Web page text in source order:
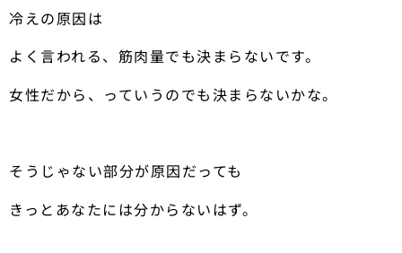
冷えの原因は
よく言われる、筋肉量でも決まらないです。
女性だから、っていうのでも決まらないかな。
そうじゃない部分が原因だっても
きっとあなたには分からないはず。